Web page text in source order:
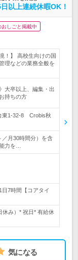
以上連続休暇OK！
おしごと掲載中
！】 高校生向けの国
理などの業務全般を
大卒以上、編集・出
持ちの方
東1‐32‐8 Crobis秋
月30時間分）を含
力を…
7時間【コアタイ
休み）* 祝日* 有給休
気になる